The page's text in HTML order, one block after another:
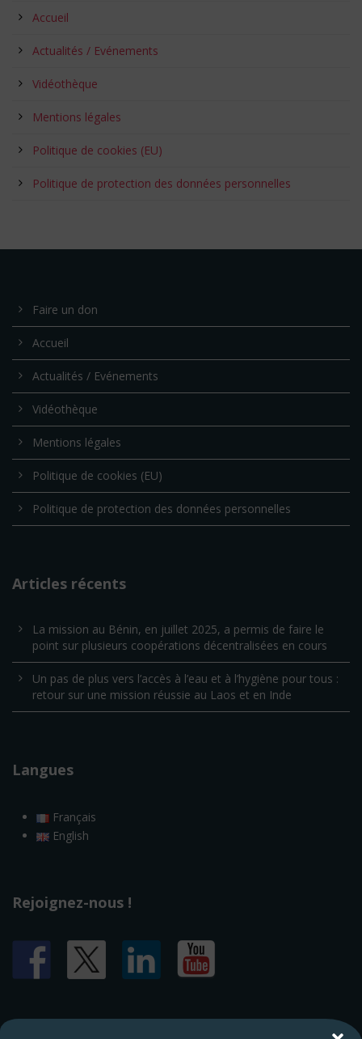
Accueil
Actualités / Evénements
Vidéothèque
Mentions légales
Politique de cookies (EU)
Politique de protection des données personnelles
Faire un don
Accueil
Actualités / Evénements
Vidéothèque
Mentions légales
Politique de cookies (EU)
Politique de protection des données personnelles
Articles récents
La mission au Bénin, en juillet 2025, a permis de faire le
point sur plusieurs coopérations décentralisées en cours
Un pas de plus vers l’accès à l’eau et à l’hygiène pour tous :
retour sur une mission réussie au Laos et en Inde
Langues
Français
English
Rejoignez-nous !